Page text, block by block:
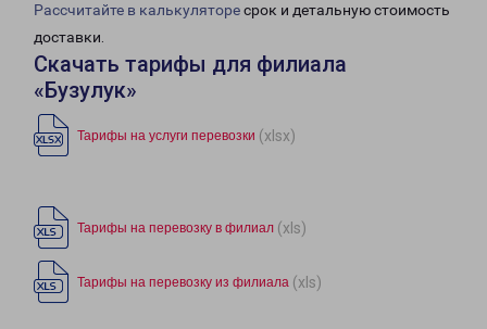
Рассчитайте в калькуляторесрок и детальную стоимость
доставки.
Скачать тарифы для филиала
«Бузулук»
Тарифы на услуги перевозки (xlsx)
Тарифы на перевозку в филиал (xls)
Тарифы на перевозку из филиала (xls)